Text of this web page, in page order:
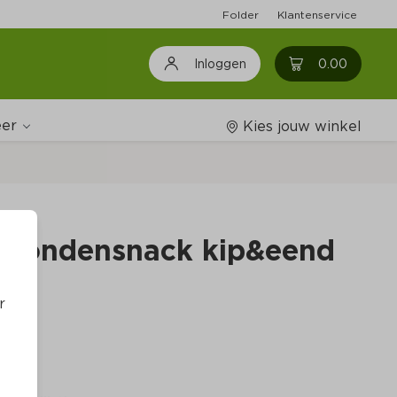
Folder Klantenservice
Inloggen 0.00 0
Kies jouw winkel
kip&eend